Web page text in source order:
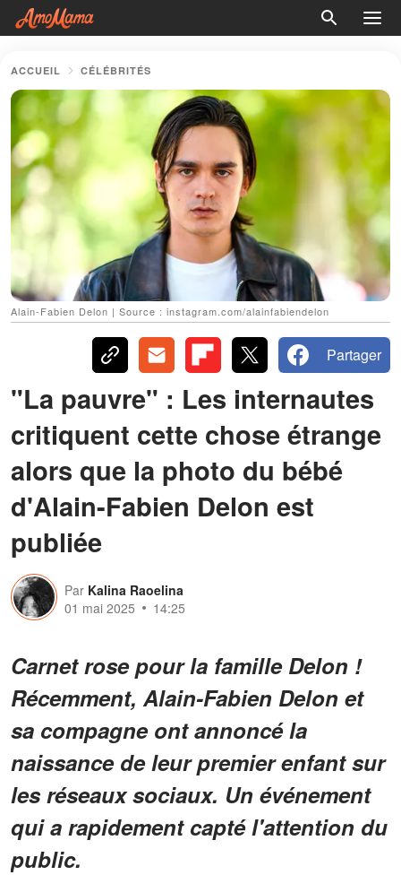
ACCUEIL CÉLÉBRITÉS
Alain-Fabien Delon | Source : instagram.com/alainfabiendelon
Partager
"La pauvre" : Les internautes
critiquent cette chose étrange
alors que la photo du bébé
d'Alain-Fabien Delon est
publiée
Par Kalina Raoelina
01 mai 2025
14:25
Carnet rose pour la famille Delon !
Récemment, Alain-Fabien Delon et
sa compagne ont annoncé la
naissance de leur premier enfant sur
les réseaux sociaux. Un événement
qui a rapidement capté l'attention du
public.